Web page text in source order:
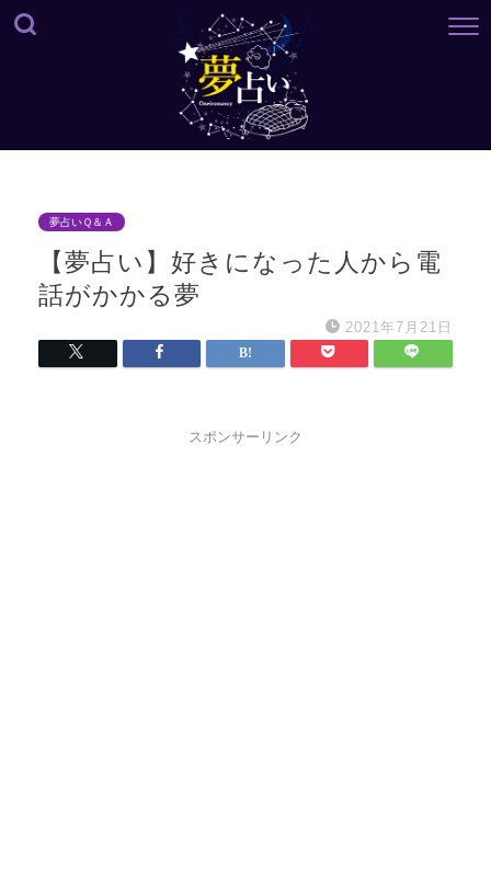
夢占いＱ＆Ａ
【夢占い】好きになった人から電
話がかかる夢
2021年7月21日
スポンサーリンク